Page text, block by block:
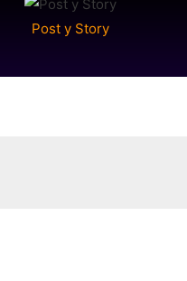
Post y Story